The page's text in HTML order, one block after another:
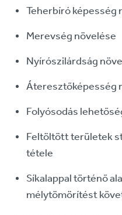
Teherbíró képesség
Merevség növelése
Nyírószilárdság
Áteresztőképesség
Folyósodás
Feltöltött területek
tétele
Síkalappal történő
mélytömörítést